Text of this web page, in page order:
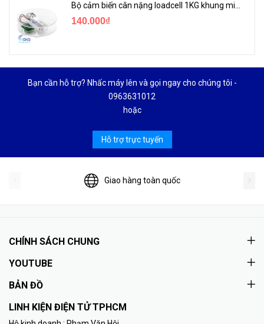
Bộ cảm biến cân nặng loadcell 1KG khung mica
140.000₫
Bạn cần hỗ trợ? Nhấc máy lên và gọi ngay cho chúng tôi -
0963631012
hoặc
Hỗ trợ trực tuyến
Giao hàng toàn quốc
CHÍNH SÁCH CHUNG
YOUTUBE
BẢN ĐỒ
LINH KIỆN ĐIỆN TỬ TPHCM